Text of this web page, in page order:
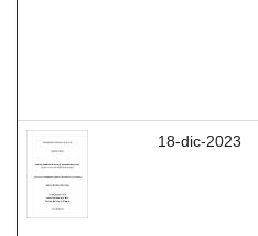
18-dic-2023